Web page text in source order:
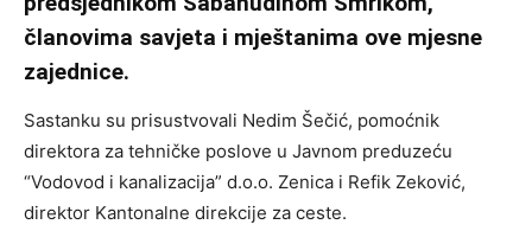
članovima savjeta i mještanima ove mjesne
zajednice.
Sastanku su prisustvovali Nedim Šečić, pomoćnik
direktora za tehničke poslove u Javnom preduzeću
“Vodovod i kanalizacija” d.o.o. Zenica i Refik Zeković,
direktor Kantonalne direkcije za ceste.